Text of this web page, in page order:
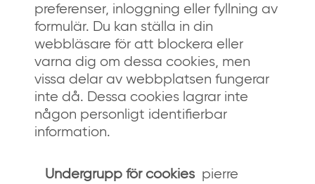
preferenser, inloggning eller fyllning av
formulär. Du kan ställa in din
webbläsare för att blockera eller
varna dig om dessa cookies, men
vissa delar av webbplatsen fungerar
inte då. Dessa cookies lagrar inte
någon personligt identifierbar
information.
nödvändiga
cookies
pierre